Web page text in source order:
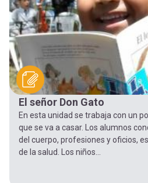
El señor Don Gato
En esta unidad se trabaja con un
que se va a casar. Los alumnos
del cuerpo, profesiones y oficios,
de la salud. Los niños...